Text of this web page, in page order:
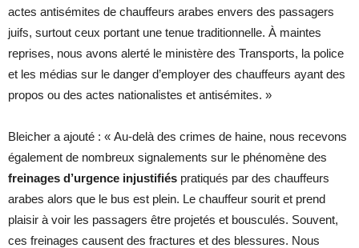
actes antisémites de chauffeurs arabes envers des passagers
juifs, surtout ceux portant une tenue traditionnelle. À maintes
reprises, nous avons alerté le ministère des Transports, la police
et les médias sur le danger d’employer des chauffeurs ayant des
propos ou des actes nationalistes et antisémites. »
Bleicher a ajouté : « Au-delà des crimes de haine, nous recevons
également de nombreux signalements sur le phénomène des
freinages d’urgence injustifiés pratiqués par des chauffeurs
arabes alors que le bus est plein. Le chauffeur sourit et prend
plaisir à voir les passagers être projetés et bousculés. Souvent,
ces freinages causent des fractures et des blessures. Nous